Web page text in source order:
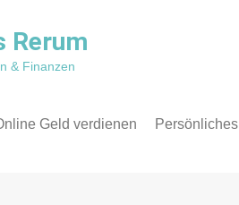
Rerum
& Finanzen
Geld verdienen Persönliches